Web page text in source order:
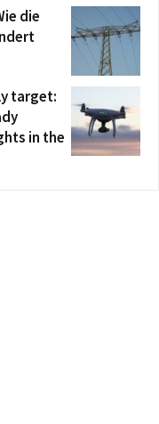
die
target:
in the